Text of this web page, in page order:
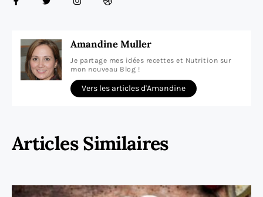
Amandine Muller
Je partage mes idées recettes et Nutrition sur
mon nouveau Blog !
Vers les articles d'Amandine
Articles Similaires